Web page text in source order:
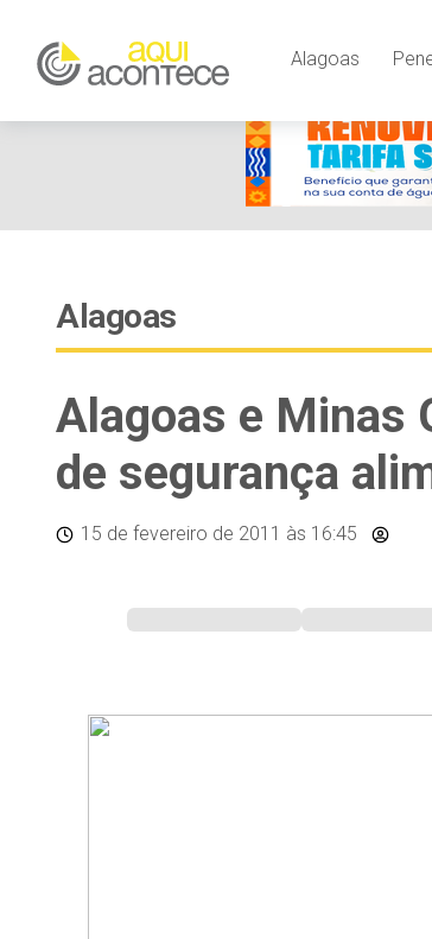
Alagoas
Alagoas
Alagoas e Minas
de segurança
15 de fevereiro de 2011 às 16:45